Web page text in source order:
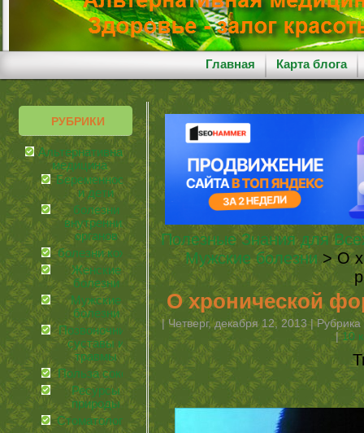
Главная Карта блога
РУБРИКИ
Альтернативная
медицина
Беременность
и дети
болезни
внутренних
органов
болезни кожи
Женские
болезни
Мужские
болезни
Позвоночник,
суставы и
травмы
Польза соков
Ресурсы
природы
Стоматология
Полезные Знания для
Мужские болезни > О
О хронической
| Четверг, декабря 12, 2013 | Рубрика
|10